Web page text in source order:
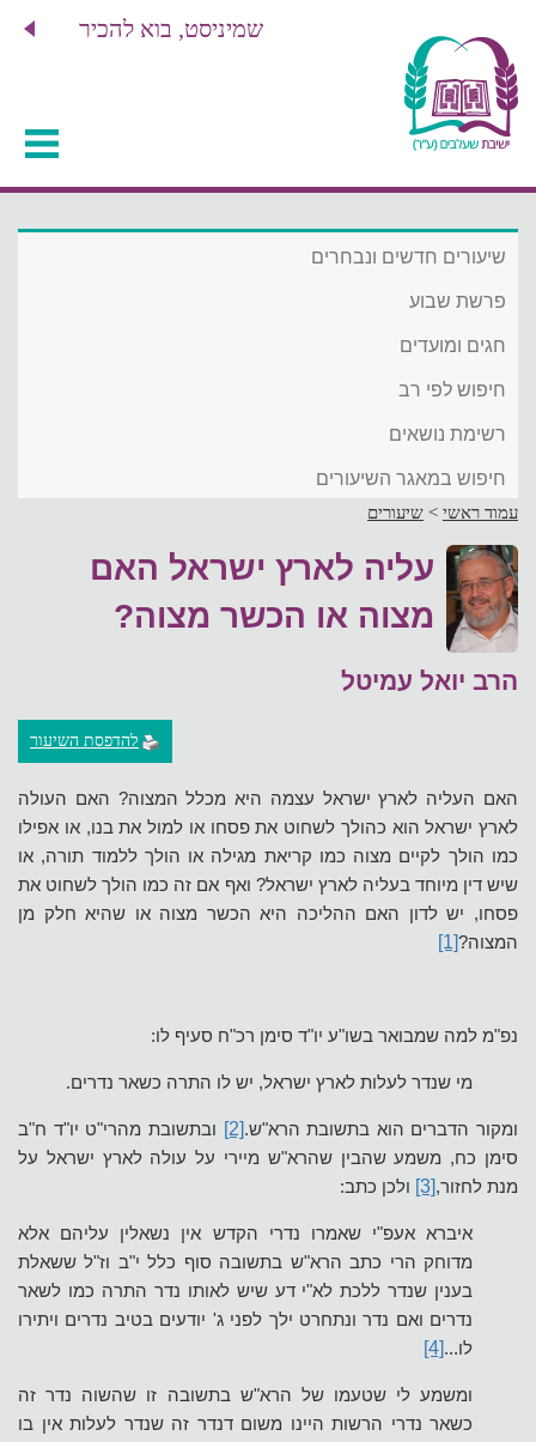
שמיניסט, בוא להכיר
שיעורים חדשים ונבחרים
פרשת שבוע
חגים ומועדים
חיפוש לפי רב
רשימת נושאים
חיפוש במאגר השיעורים
עמוד ראשי > שיעורים
עליה לארץ ישראל האם
מצוה או הכשר מצוה?
הרב יואל עמיטל
להדפסת השיעור
האם העליה לארץ ישראל עצמה היא מכלל המצוה? האם העולה
לארץ ישראל הוא כהולך לשחוט את פסחו או למול את בנו, או אפילו
כמו הולך לקיים מצוה כמו קריאת מגילה או הולך ללמוד תורה, או
שיש דין מיוחד בעליה לארץ ישראל? ואף אם זה כמו הולך לשחוט את
פסחו, יש לדון האם ההליכה היא הכשר מצוה או שהיא חלק מן
המצוה?[1]
נפ"מ למה שמבואר בשו"ע יו"ד סימן רכ"ח סעיף לו:
מי שנדר לעלות לארץ ישראל, יש לו התרה כשאר נדרים.
ומקור הדברים הוא בתשובת הרא"ש.[2] ובתשובת מהרי"ט יו"ד ח"ב
סימן כח, משמע שהבין שהרא"ש מיירי על עולה לארץ ישראל על
מנת לחזור,[3] ולכן כתב:
איברא אעפ"י שאמרו נדרי הקדש אין נשאלין עליהם אלא
מדוחק הרי כתב הרא"ש בתשובה סוף כלל י"ב וז"ל ששאלת
בענין שנדר ללכת לא"י דע שיש לאותו נדר התרה כמו לשאר
נדרים ואם נדר ונתחרט ילך לפני ג' יודעים בטיב נדרים ויתירו
לו...[4]
ומשמע לי שטעמו של הרא"ש בתשובה זו שהשוה נדר זה
כשאר נדרי הרשות היינו משום דנדר זה שנדר לעלות אין בו